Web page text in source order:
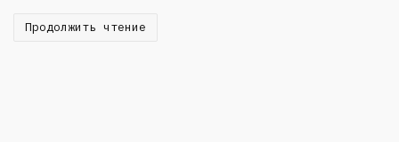
Продолжить чтение